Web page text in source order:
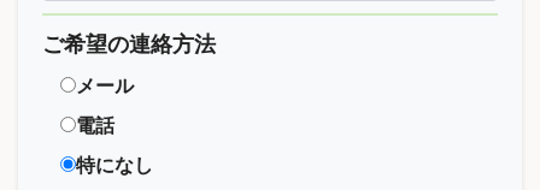
ご希望の連絡方法
メール
電話
特になし